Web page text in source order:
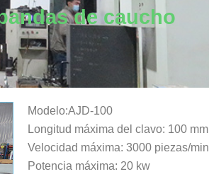
de caucho
Modelo:AJD-100
Longitud máxima del clavo: 100 mm
Velocidad máxima: 3000 piezas/min
Potencia máxima: 20 kw